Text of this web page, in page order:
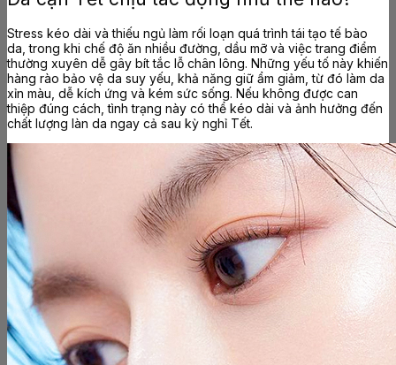
Stress kéo dài và thiếu ngủ làm rối loạn quá trình tái tạo tế bào
da, trong khi chế độ ăn nhiều đường, dầu mỡ và việc trang điểm
thường xuyên dễ gây bít tắc lỗ chân lông. Những yếu tố này khiến
hàng rào bảo vệ da suy yếu, khả năng giữ ẩm giảm, từ đó làm da
xỉn màu, dễ kích ứng và kém sức sống. Nếu không được can
thiệp đúng cách, tình trạng này có thể kéo dài và ảnh hưởng đến
chất lượng làn da ngay cả sau kỳ nghỉ Tết.